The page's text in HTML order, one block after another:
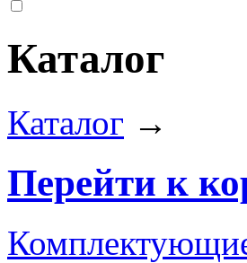
Каталог
Каталог →
Перейти к